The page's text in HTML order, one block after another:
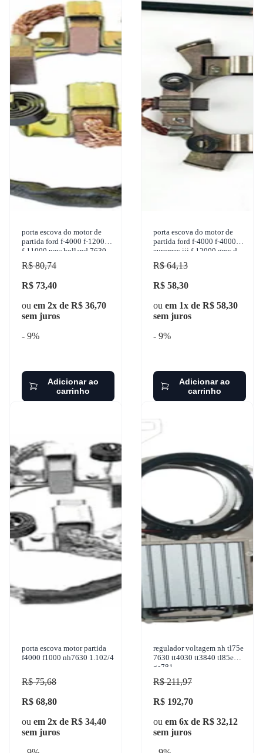
porta escova do motor de
partida ford f-4000 f-12000
f-11000 new holland 7630
vw 7-90s 1950-2011 unifap -
1.111/
R$ 80,74
R$ 73,40
ou em 2x de R$ 36,70
sem juros
- 9%
Adicionar ao
carrinho
porta escova do motor de
partida ford f-4000 f-4000
euromec iii f-12000 gmc d-
60 new holland 7630 1950-
2011 sulcarbon -
R$ 64,13
R$ 58,30
ou em 1x de R$ 58,30
sem juros
- 9%
Adicionar ao
carrinho
porta escova motor partida
f4000 f1000 nh7630 1.102/4
R$ 75,68
R$ 68,80
ou em 2x de R$ 34,40
sem juros
regulador voltagem nh tl75e
7630 tt4030 tt3840 tl85e
ga781
R$ 211,97
R$ 192,70
ou em 6x de R$ 32,12
sem juros